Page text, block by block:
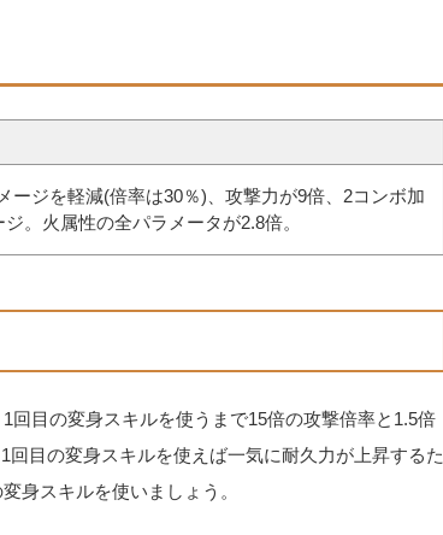
ージを軽減(倍率は30％)、攻撃力が9倍、2コンボ加
。火属性の全パラメータが2.8倍。
回目の変身スキルを使うまで15倍の攻撃倍率と1.5倍
回目の変身スキルを使えば一気に耐久力が上昇するた
身スキルを使いましょう。